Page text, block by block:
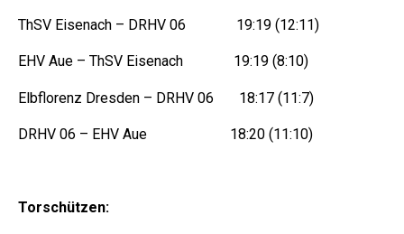
ThSV Eisenach – DRHV 06 19:19 (12:11)
EHV Aue – ThSV Eisenach 19:19 (8:10)
Elbflorenz Dresden – DRHV 06 18:17 (11:7)
DRHV 06 – EHV Aue 18:20 (11:10)
Torschützen: